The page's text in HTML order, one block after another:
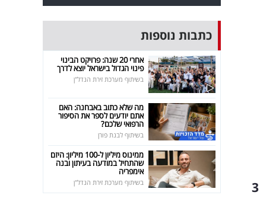
טלטלה בחברה של עופר ינאי: סמנכ"ל הכספים מתפטר אחרי 3
כתבות נוספות
אחרי 20 שנה: פרויקט הבינוי
פינוי הגדול בישראל יוצא לדרך
בשיתוף מערכת זירת הנדל"ן
מה שלא כתוב באבחנה: האם
אתם יודעים לספר את הסיפור
הרפואי שלכם?
בשיתוף לבנת פורן
ממינוס מיליון ל-100 מיליון: היזם
שהתחיל במודעה בעיתון ובנה
אימפריה
בשיתוף מערכת זירת הנדל"ן